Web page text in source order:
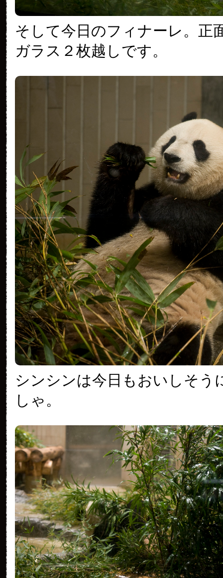
そして今日のフィナーレ。正
ガラス２枚越しです。
シンシンは今日もおいしそう
しゃ。